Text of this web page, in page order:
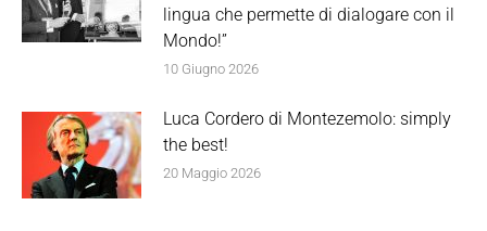
lingua che permette di dialogare con il
Mondo!”
10 Giugno 2026
Luca Cordero di Montezemolo: simply
the best!
20 Maggio 2026